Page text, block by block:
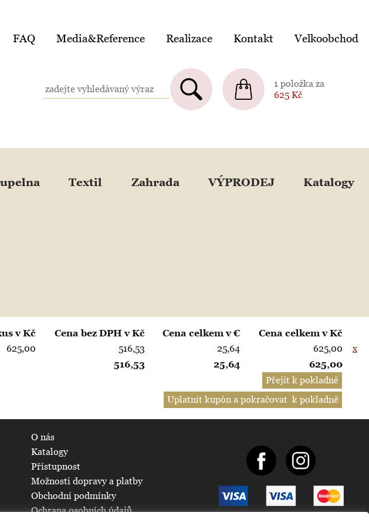
FAQ Media&Reference Realizace Kontakt Velkoobchod
1 položka za
625 Kč
Textil Zahrada VÝPRODEJ Katalogy
v Kč Cena bez DPH v Kč Cena celkem v €
Cena celkem v Kč
625,00 516,53 25,64 625,00
x
516,53 25,64 625,00
O nás
Katalogy
Přístupnost
Možnosti dopravy a platby
Obchodní podmínky
Ochrana osobních údajů